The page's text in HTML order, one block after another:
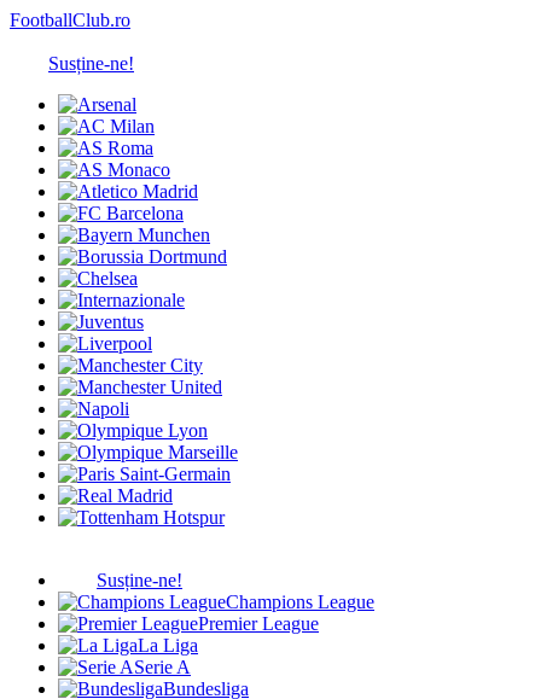
FootballClub.ro
Susține-ne!
Susține-ne!
Champions League
Premier League
La Liga
Serie A
Bundesliga